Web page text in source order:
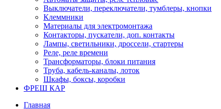
Выключатели, переключатели, тумблеры, кнопки
Клеммники
Материалы для электромонтажа
Контакторы, пускатели, доп. контакты
Лампы, светильники, дроссели, стартеры
Реле, реле времени
Трансформаторы, блоки питания
Труба, кабель-каналы, лоток
Шкафы, боксы, коробки
ФРЕШ КАР
Главная